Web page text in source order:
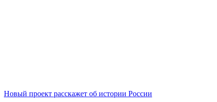
Новый проект расскажет об истории России